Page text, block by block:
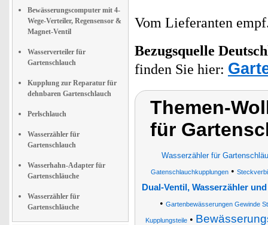
Bewässerungscomputer mit 4-
Wege-Verteiler, Regensensor &
Magnet-Ventil
Wasserverteiler für
Gartenschlauch
Kupplung zur Reparatur für
dehnbaren Gartenschlauch
Perlschlauch
Wasserzähler für
Gartenschlauch
Wasserhahn-Adapter für
Gartenschläuche
Wasserzähler für
Gartenschläuche
Vom Lieferanten
Bezugsquelle
finden Sie hier:
Themen-
für
Wasserzähler für
Gatenschlauchkupplungen •
Dual-Ventil, Wasserzähler
• Gartenbewässerungen Gewinde
Kupplungsteile •